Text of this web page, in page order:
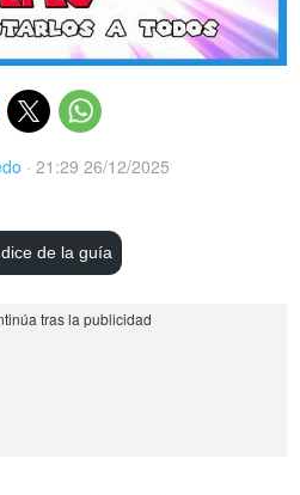
· 21:29 26/12/2025
de la guía